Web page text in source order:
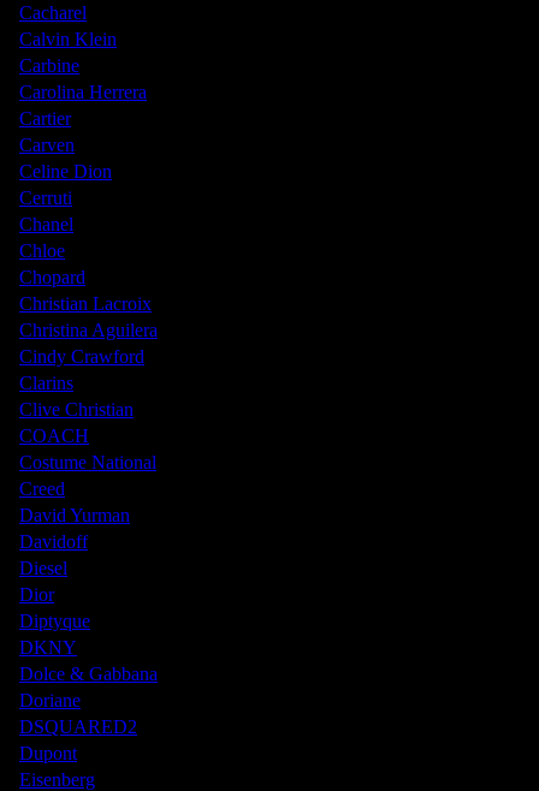
Cacharel
Calvin Klein
Carbine
Carolina Herrera
Cartier
Carven
Celine Dion
Cerruti
Chanel
Chloe
Chopard
Christian Lacroix
Christina Aguilera
Cindy Crawford
Clarins
Clive Christian
COACH
Costume National
Creed
David Yurman
Davidoff
Diesel
Dior
Diptyque
DKNY
Dolce & Gabbana
Doriane
DSQUARED2
Dupont
Eisenberg